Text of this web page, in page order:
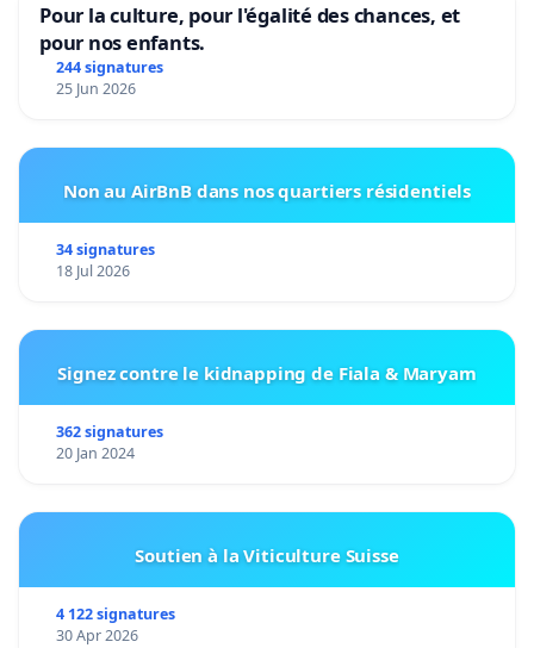
Pour la culture, pour l'égalité des chances, et
pour nos enfants.
244 signatures
25 Jun 2026
Non au AirBnB dans nos quartiers résidentiels
34 signatures
18 Jul 2026
Signez contre le kidnapping de Fiala & Maryam
362 signatures
20 Jan 2024
Soutien à la Viticulture Suisse
4 122 signatures
30 Apr 2026